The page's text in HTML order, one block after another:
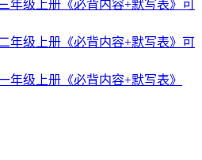
年级上册《必背内容+默写表》可
年级上册《必背内容+默写表》可
年级上册《必背内容+默写表》